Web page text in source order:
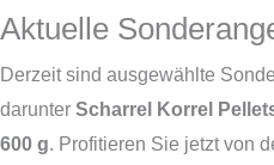
Aktuelle
Derzeit sind ausgewählte
darunter Scharrel Korrel
600 g. Profitieren Sie jetzt von